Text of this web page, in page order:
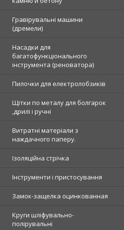
Гравірувальні машини
(дремели)
Насадки для
багатофункціонального
інструмента (реноватора)
Пилочки для електролобзиків
Щітки по металу для болгарок
,дрилі і ручні
Витратні матеріали з
наждачного паперу.
Ізоляційна стрічка
Інструменти і пристосування
Замок-защелка оцинкованная
Круги шліфувально-
полірувальні